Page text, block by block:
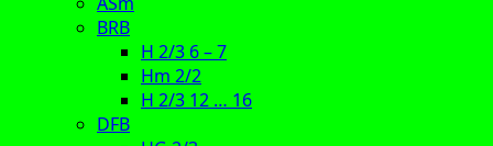
BRB
H 2/3 6 – 7
Hm 2/2
H 2/3 12 … 16
DFB